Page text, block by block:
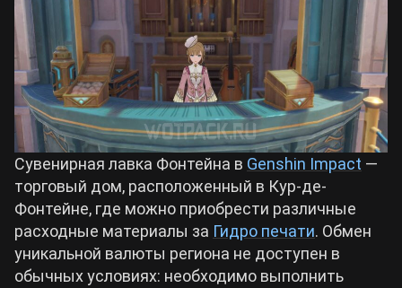
Crimson Desert
Zenless Zone Zero
Kingdom Come: Deliverance 2
Path of Exile 2
Wuthering Waves
Билды Arknights: Endfield
Билды Wuthering Waves
Билды Cyberpunk 2077
Билды Path of Exile 2
Сувенирная лавка Фонтейна в Genshin Impact —
торговый дом, расположенный в Кур-де-
Фонтейне, где можно приобрести различные
расходные материалы за Гидро печати. Обмен
уникальной валюты региона не доступен в
обычных условиях: необходимо выполнить